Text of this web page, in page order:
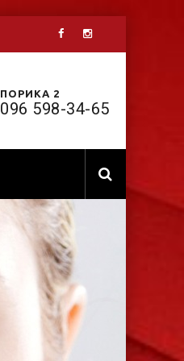
ПОРИКА 2
096 598-34-65